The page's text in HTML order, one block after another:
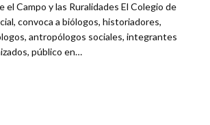
el Campo y las Ruralidades El Colegio de
convoca a biólogos, historiadores,
antropólogos sociales, integrantes
público en…